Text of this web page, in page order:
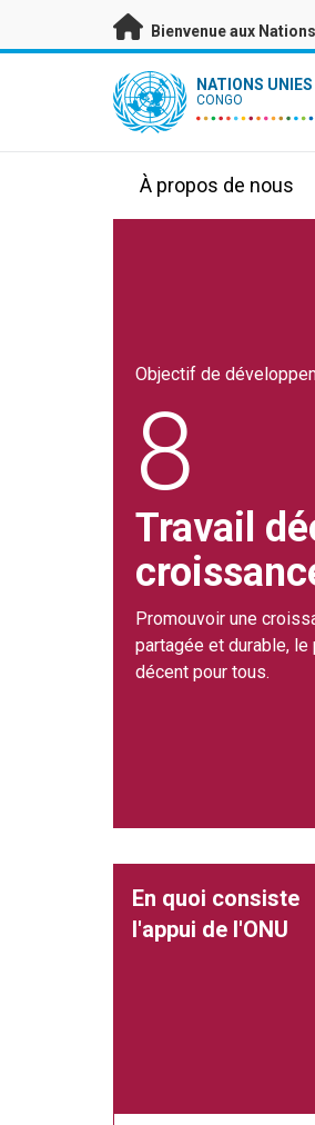
Passer au contenu principal
Bienvenue aux
UN Logo NATIONS UNIES
CONGO
À propos de nous
Objectif de
8
Travail
Promouvoir une
partagée et durable,
décent pour tous.
En quoi consiste
l'appui de l'ONU